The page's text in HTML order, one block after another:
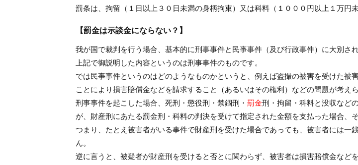
罰条は、拘留（１日以上３０日未満の身柄拘束）又は科料（１０００円以上１万円未
【罰金は示談金にならない？】
我が国で裁判を行う場合、基本的に刑事事件と民亊事件（及び行政事件）に大別され
上記で御説明した内容というのは刑事事件のものです。
では民亊事件というのはどのようなものかというと、例えば盗撮の被害を受けた被
ことにより損害賠償金などを請求すること（あるいはその権利）などの問題が考えら
刑事事件を起こした場合、死刑・懲役刑・禁錮刑・ 罰金刑・拘留・科料と没収など
が、財産刑にあたる罰金刑・科料の判決を受けて指定された金額を支払った場合、
つまり、たとえ被害者がいる事件で財産刑を受けた場合であっても、被害者には一
ん。
逆に言うと、被疑者が財産刑を受けると否とに関わらず、被害者は損害賠償金など